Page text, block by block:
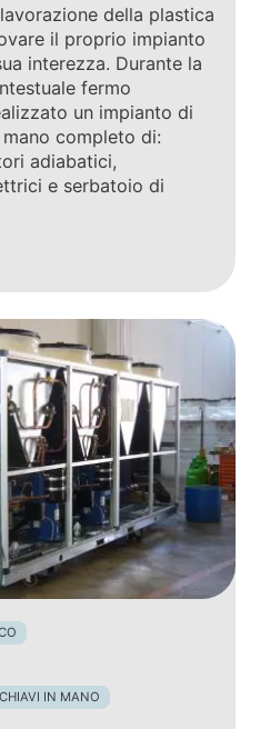
della plastica
il proprio impianto
interezza. Durante la
fermo
un impianto di
completo di:
adiabatici,
e serbatoio di
IN MANO